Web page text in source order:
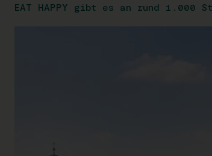
EAT HAPPY gibt es an rund 1.000